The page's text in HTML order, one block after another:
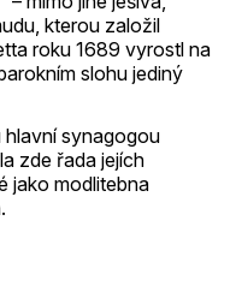
kterou založil
roku 1689 vyrostl na
slohu jediný
synagogou
zde řada jejích
jako modlitebna